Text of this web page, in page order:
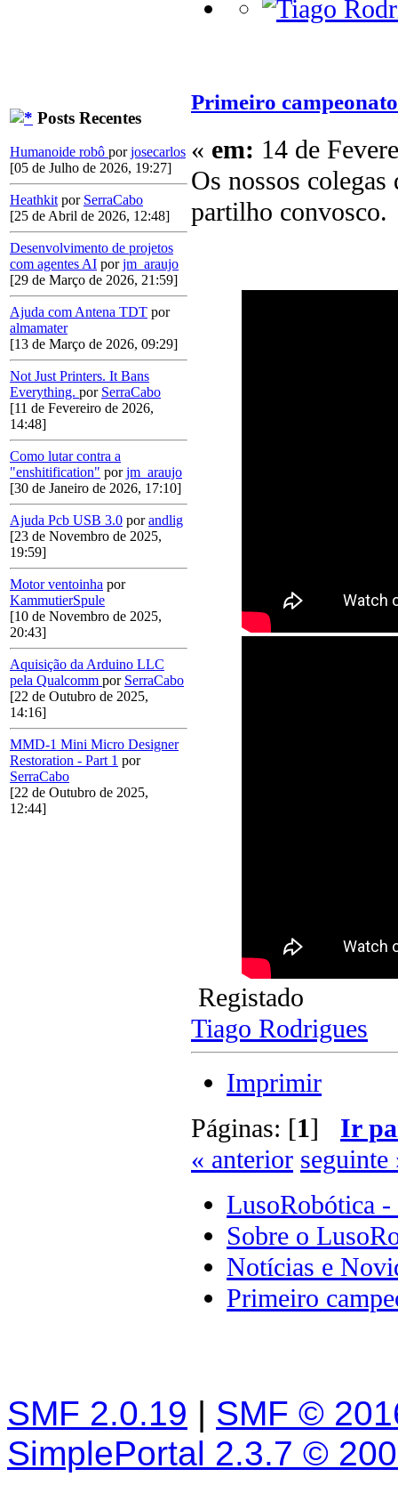
Posts Recentes
Humanoide robô porjosecarlos
[05 de Julho de 2026, 19:27]
Heathkit por SerraCabo
[25 de Abril de 2026, 12:48]
Desenvolvimento de projetos
com agentes AI porjm_araujo
[29 de Março de 2026, 21:59]
Ajuda com Antena TDT por
almamater
[13 de Março de 2026, 09:29]
Not Just Printers. It Bans
Everything. por SerraCabo
[11 de Fevereiro de 2026,
14:48]
Como lutar contra a
"enshitification" porjm_araujo
[30 de Janeiro de 2026, 17:10]
Ajuda Pcb USB 3.0 porandlig
[23 de Novembro de 2025,
19:59]
Motor ventoinha por
KammutierSpule
[10 de Novembro de 2025,
20:43]
Aquisição da Arduino LLC
pela Qualcomm por SerraCabo
[22 de Outubro de 2025,
14:16]
MMD-1 Mini Micro Designer
Restoration - Part 1 por
SerraCabo
[22 de Outubro de 2025,
12:44]
Primeiro
« em: 14 de
Os nossos
partilho convosco.
Registado
Tiago Rodrigues
Imprimir
Páginas: [1] Ir
« anterior seguinte
LusoRobótica -
Sobre o
Notícias e
Primeiro
SMF 2.0.19 | SMF ©
SimplePortal 2.3.7 ©